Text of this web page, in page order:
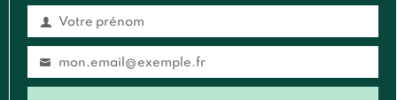
Contact
Général:contact@janegoodall.fr
PrénomVotre prénom
Emailmon.email@exemple.fr